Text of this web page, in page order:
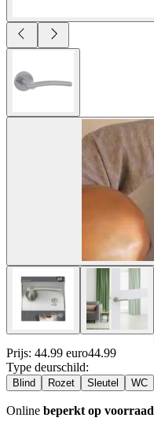
Prijs: 44.99 euro44.99
Type deurschild:
Blind Rozet Sleutel WC
Online beperkt op voorraad